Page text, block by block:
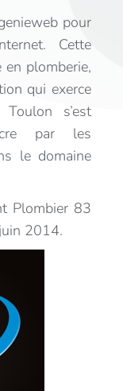
pour
Cette
en plomberie,
qui exerce
s’est
par les
le domaine
Plombier 83
2014.